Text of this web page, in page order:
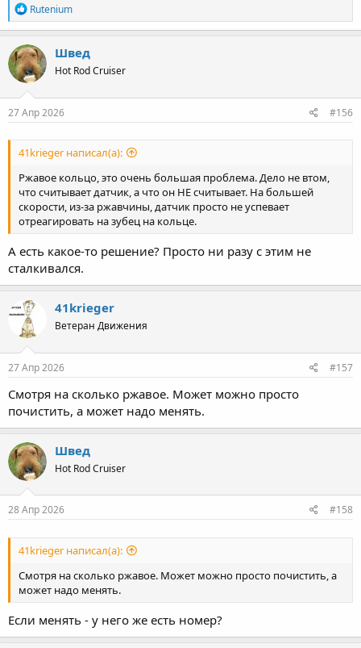
Р
е
а
к
ц
и
и
:
Rutenium
Швед
Hot Rod Cruiser
27 Апр 2026 #156
41krieger написал(а):
Ржавое кольцо, это очень большая проблема. Дело не втом,
что считывает датчик, а что он НЕ считывает. На большей
скорости, из-за ржавчины, датчик просто не успевает
отреагировать на зубец на кольце.
А есть какое-то решение? Просто ни разу с этим не
сталкивался.
41krieger
Ветеран Движения
27 Апр 2026 #157
Смотря на сколько ржавое. Может можно просто
почистить, а может надо менять.
Швед
Hot Rod Cruiser
28 Апр 2026 #158
41krieger написал(а):
Смотря на сколько ржавое. Может можно просто почистить, а
может надо менять.
Если менять - у него же есть номер?